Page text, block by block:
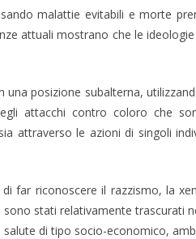
malattie evitabili e morte
attuali mostrano che le
posizione subalterna,
attacchi contro coloro che
attraverso le azioni di singoli
far riconoscere il razzismo, la
stati relativamente trascurati
di tipo socio-economico,